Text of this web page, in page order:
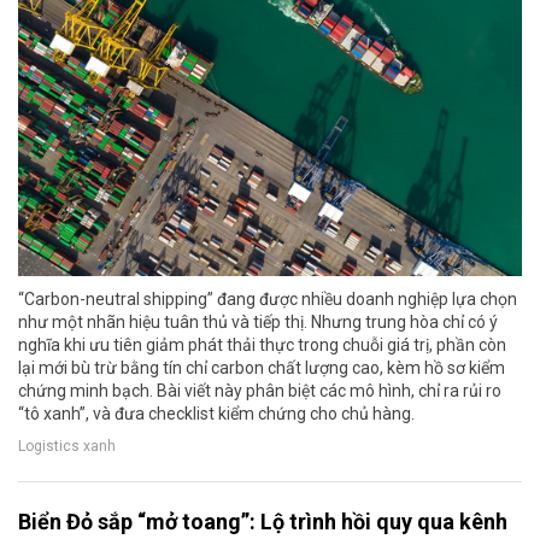
“Carbon-neutral shipping” đang được nhiều doanh nghiệp lựa chọn
như một nhãn hiệu tuân thủ và tiếp thị. Nhưng trung hòa chỉ có ý
nghĩa khi ưu tiên giảm phát thải thực trong chuỗi giá trị, phần còn
lại mới bù trừ bằng tín chỉ carbon chất lượng cao, kèm hồ sơ kiểm
chứng minh bạch. Bài viết này phân biệt các mô hình, chỉ ra rủi ro
“tô xanh”, và đưa checklist kiểm chứng cho chủ hàng.
Logistics xanh
Biển Đỏ sắp “mở toang”: Lộ trình hồi quy qua kênh